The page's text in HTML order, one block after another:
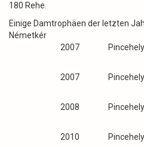
180 Rehe.
Einige Damtrophäen der letzten
Németkér
2007
2007
2008
2010